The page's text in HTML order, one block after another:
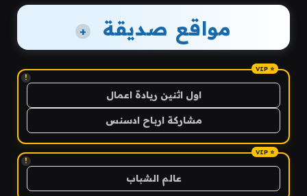
مواقع صديقة +
!
اول اثنين ريادة اعمال
مشاركة ارباح ادسنس
!
عالم الشباب